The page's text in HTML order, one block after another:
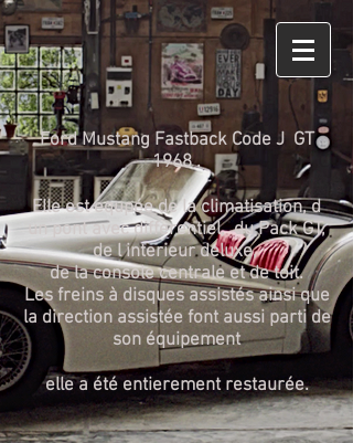
Ford Mustang Fastback Code J GT
1968.
Elle est equpée de la climatisation, d
un pont avec differentiel, du Pack GT,
de l interieur deluxe,
de la console centrale et de toit.
Les freins à disques assistés ainsi que
la direction assistée font aussi parti de
son équipement
elle a été entierement restaurée.